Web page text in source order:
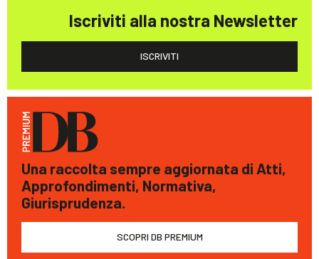
Iscriviti alla nostra Newsletter
ISCRIVITI
Una raccolta sempre aggiornata di Atti,
Approfondimenti, Normativa,
Giurisprudenza.
SCOPRI DB PREMIUM